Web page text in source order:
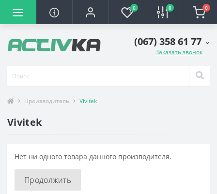
0 0 0
(067) 358 61 77
Заказать звонок
Производитель Vivitek
Vivitek
Нет ни одного товара данного производителя.
Продолжить